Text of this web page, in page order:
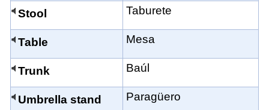
Stool Taburete
Table Mesa
Trunk Baúl
Umbrella stand Paragüero